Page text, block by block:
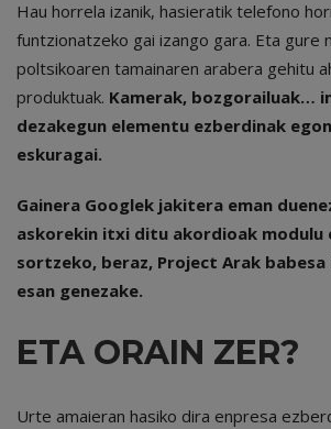
Hau horrela izanik, hasieratik telefono
funtzionatzeko gai izango gara. Eta gure
poltsikoaren tamainaren arabera gehitu
produktuak. Kamerak, bozgorailuak…
dezakegun elementu ezberdinak
eskuragai.
Gainera Googlek jakitera eman
askorekin itxi ditu akordioak modulu
sortzeko, beraz, Project Arak babesa
esan genezake.
ETA ORAIN ZER?
Urte amaieran hasiko dira enpresa